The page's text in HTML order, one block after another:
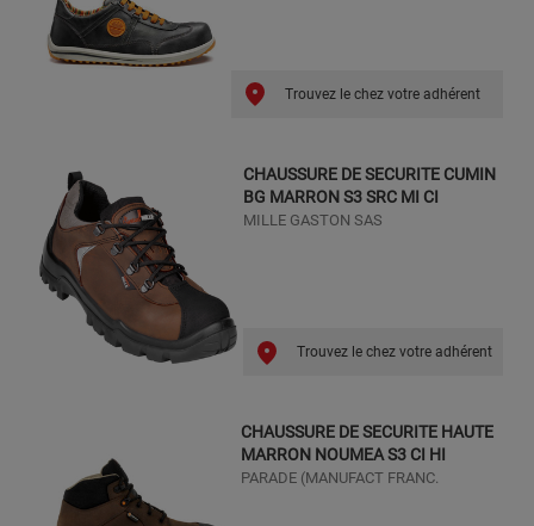
Trouvez le chez votre adhérent
CHAUSSURE DE SECURITE CUMIN
BG MARRON S3 SRC MI CI
MILLE GASTON SAS
Trouvez le chez votre adhérent
CHAUSSURE DE SECURITE HAUTE
MARRON NOUMEA S3 CI HI
PARADE (MANUFACT FRANC.